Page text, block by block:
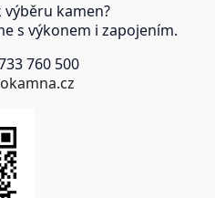
kamen?
s výkonem i zapojením.
760 500